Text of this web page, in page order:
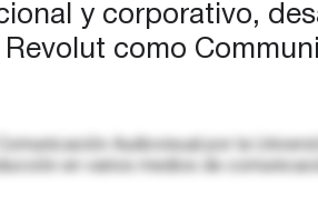
y corporativo,
como
Audiovisual por la